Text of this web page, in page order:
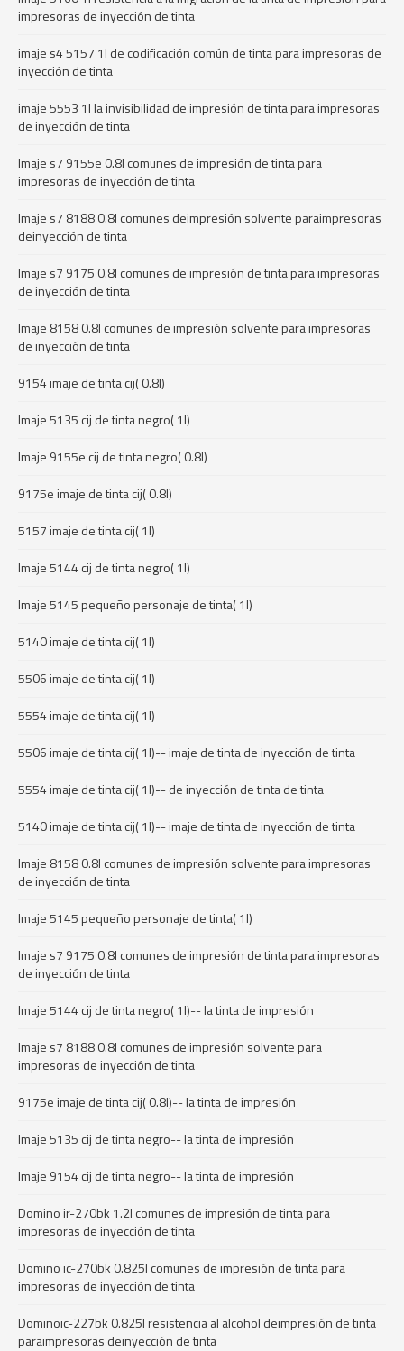
impresoras de inyección de tinta
imaje s4 5157 1l de codificación común de tinta para impresoras de
inyección de tinta
imaje 5553 1l la invisibilidad de impresión de tinta para impresoras
de inyección de tinta
Imaje s7 9155e 0.8l comunes de impresión de tinta para
impresoras de inyección de tinta
Imaje s7 8188 0.8l comunes deimpresión solvente paraimpresoras
deinyección de tinta
Imaje s7 9175 0.8l comunes de impresión de tinta para impresoras
de inyección de tinta
Imaje 8158 0.8l comunes de impresión solvente para impresoras
de inyección de tinta
9154 imaje de tinta cij( 0.8l)
Imaje 5135 cij de tinta negro( 1l)
Imaje 9155e cij de tinta negro( 0.8l)
9175e imaje de tinta cij( 0.8l)
5157 imaje de tinta cij( 1l)
Imaje 5144 cij de tinta negro( 1l)
Imaje 5145 pequeño personaje de tinta( 1l)
5140 imaje de tinta cij( 1l)
5506 imaje de tinta cij( 1l)
5554 imaje de tinta cij( 1l)
5506 imaje de tinta cij( 1l)-- imaje de tinta de inyección de tinta
5554 imaje de tinta cij( 1l)-- de inyección de tinta de tinta
5140 imaje de tinta cij( 1l)-- imaje de tinta de inyección de tinta
Imaje 8158 0.8l comunes de impresión solvente para impresoras
de inyección de tinta
Imaje 5145 pequeño personaje de tinta( 1l)
Imaje s7 9175 0.8l comunes de impresión de tinta para impresoras
de inyección de tinta
Imaje 5144 cij de tinta negro( 1l)-- la tinta de impresión
Imaje s7 8188 0.8l comunes de impresión solvente para
impresoras de inyección de tinta
9175e imaje de tinta cij( 0.8l)-- la tinta de impresión
Imaje 5135 cij de tinta negro-- la tinta de impresión
Imaje 9154 cij de tinta negro-- la tinta de impresión
Domino ir-270bk 1.2l comunes de impresión de tinta para
impresoras de inyección de tinta
Domino ic-270bk 0.825l comunes de impresión de tinta para
impresoras de inyección de tinta
Dominoic-227bk 0.825l resistencia al alcohol deimpresión de tinta
paraimpresoras deinyección de tinta